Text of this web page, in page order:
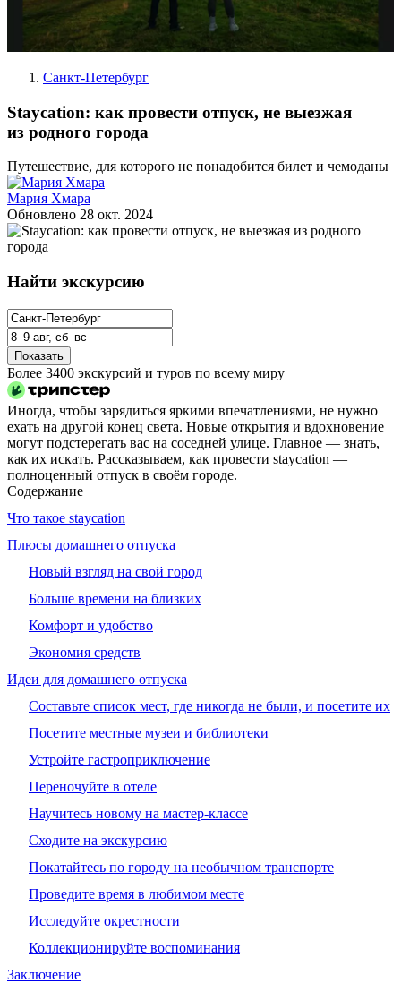
Санкт-Петербург
Staycation: как провести отпуск, не выезжая
из родного города
Путешествие, для которого не понадобится билет и чемоданы
Мария Хмара
Обновлено 28 окт. 2024
Найти экскурсию
Показать
Более 3400 экскурсий и туров по всему миру
Иногда, чтобы зарядиться яркими впечатлениями, не нужно
ехать на другой конец света. Новые открытия и вдохновение
могут подстерегать вас на соседней улице. Главное — знать,
как их искать. Рассказываем, как провести staycation —
полноценный отпуск в своём городе.
Содержание
Что такое staycation
Плюсы домашнего отпуска
Новый взгляд на свой город
Больше времени на близких
Комфорт и удобство
Экономия средств
Идеи для домашнего отпуска
Составьте список мест, где никогда не были, и посетите их
Посетите местные музеи и библиотеки
Устройте гастроприключение
Переночуйте в отеле
Научитесь новому на мастер‑классе
Сходите на экскурсию
Покатайтесь по городу на необычном транспорте
Проведите время в любимом месте
Исследуйте окрестности
Коллекционируйте воспоминания
Заключение